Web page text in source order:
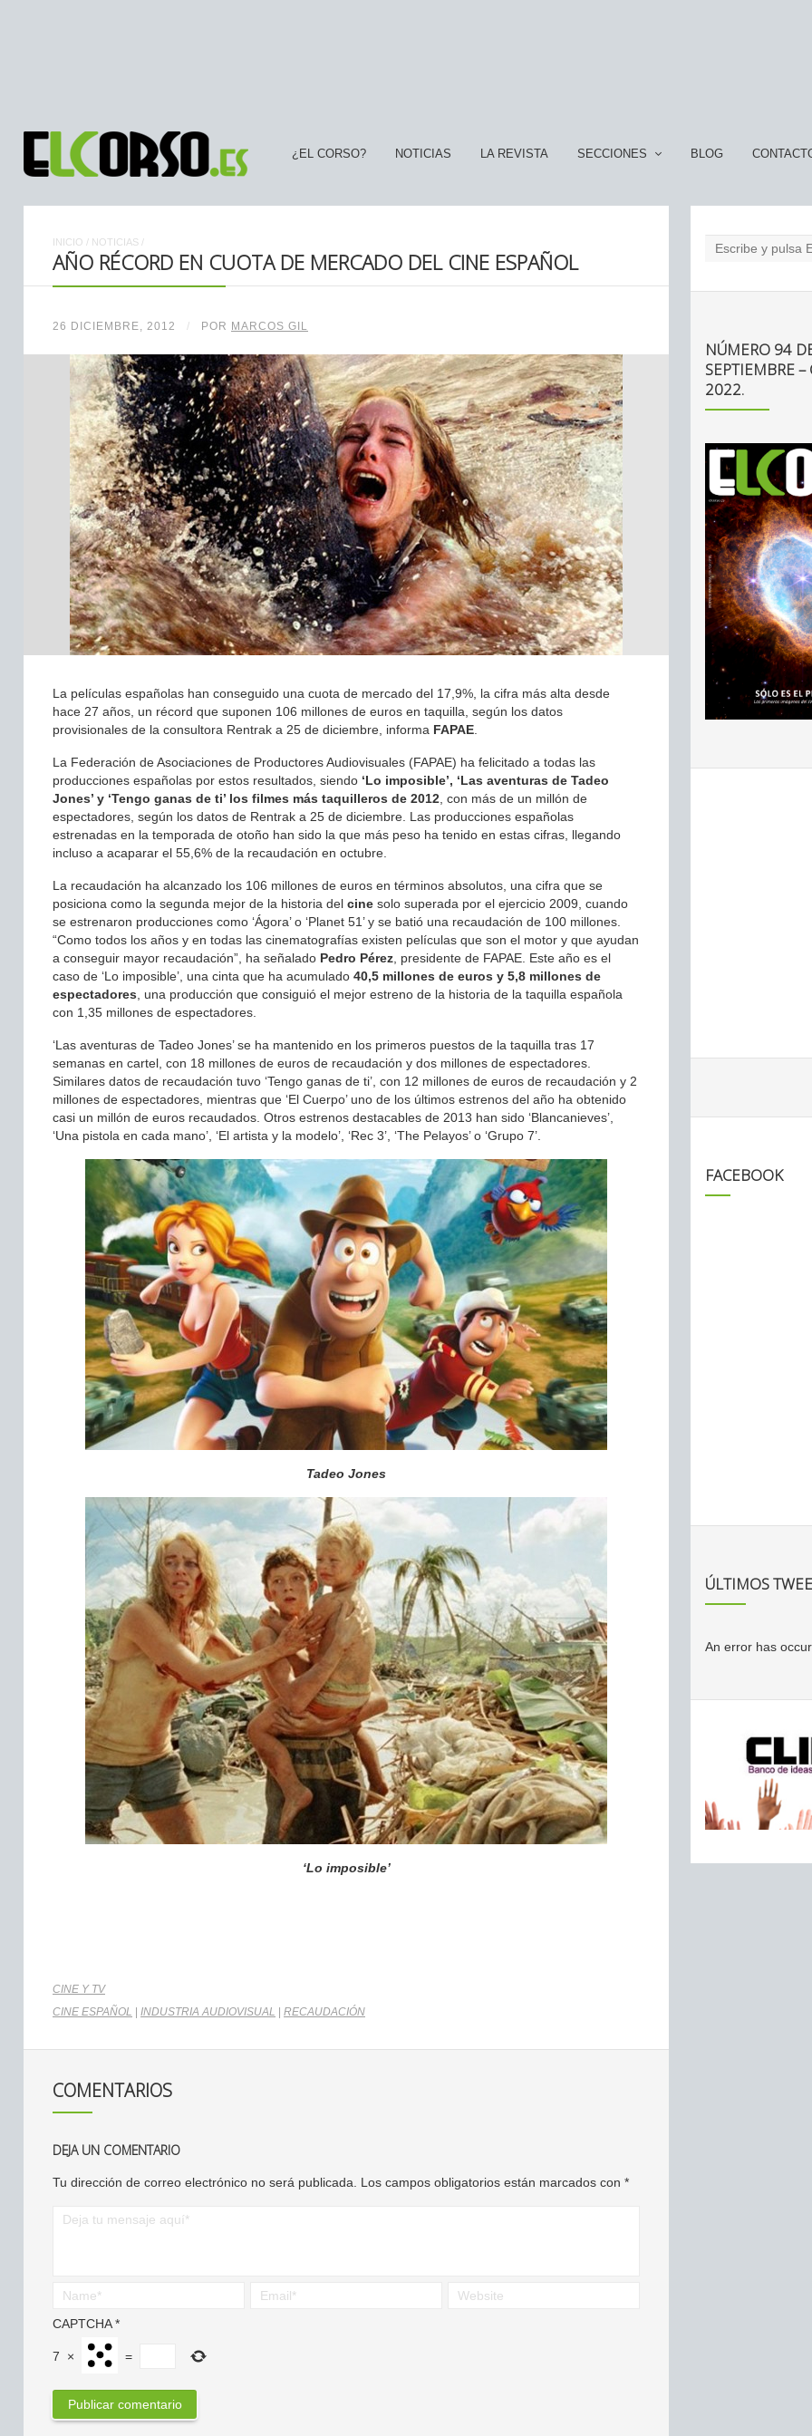
¿EL CORSO? NOTICIAS LA REVISTA SECCIONES BLOG
INICIO / NOTICIAS /
AÑO RÉCORD EN CUOTA DE MERCADO DEL CINE ESPAÑOL
26 DICIEMBRE, 2012 / POR MARCOS GIL
La películas españolas han conseguido una cuota de mercado del 17,9%, la cifra más alta desde
hace 27 años, un récord que suponen 106 millones de euros en taquilla, según los datos
provisionales de la consultora Rentrak a 25 de diciembre, informa FAPAE
La Federación de Asociaciones de Productores Audiovisuales (FAPAE) ha felicitado a todas las
producciones españolas por estos resultados, siendo ‘Lo imposible’, ‘Las aventuras de Tadeo
Jones’ y ‘Tengo ganas de ti’ los filmes más taquilleros de 2012 , con más de un millón de
espectadores, según los datos de Rentrak a 25 de diciembre. Las producciones españolas
estrenadas en la temporada de otoño han sido la que más peso ha tenido en estas cifras, llegando
incluso a acaparar el 55,6% de la recaudación en octubre.
La recaudación ha alcanzado los 106 millones de euros en términos absolutos, una cifra que se
posiciona como la segunda mejor de la historia del cine solo superada por el ejercicio 2009, cuando
se estrenaron producciones como ‘Ágora’ o ‘Planet 51’ y se batió una recaudación de 100 millones.
“Como todos los años y en todas las cinematografías existen películas que son el motor y que ayudan
a conseguir mayor recaudación”, ha señalado Pedro Pérez , presidente de FAPAE. Este año es el
caso de ‘Lo imposible’, una cinta que ha acumulado 40,5 millones de euros y 5,8 millones de
espectadores , una producción que consiguió el mejor estreno de la historia de la taquilla española
con 1,35 millones de espectadores.
‘Las aventuras de Tadeo Jones’ se ha mantenido en los primeros puestos de la taquilla tras 17
semanas en cartel, con 18 millones de euros de recaudación y dos millones de espectadores.
Similares datos de recaudación tuvo ‘Tengo ganas de ti’, con 12 millones de euros de recaudación y 2
millones de espectadores, mientras que ‘El Cuerpo’ uno de los últimos estrenos del año ha obtenido
casi un millón de euros recaudados. Otros estrenos destacables de 2013 han sido ‘Blancanieves’,
‘Una pistola en cada mano’, ‘El artista y la modelo’, ‘Rec 3’, ‘The Pelayos’ o ‘Grupo 7’.
Tadeo Jones
‘Lo imposible’
CINE Y TV
CINE ESPAÑOL
INDUSTRIA AUDIOVISUAL RECAUDACIÓN
COMENTARIOS
DEJA UN COMENTARIO
Tu dirección de correo electrónico no será publicada. Los campos obligatorios están marcados con *
CAPTCHA*
7 × =
NÚMERO 94
SEPTIEMBRE –
2022.
FACEBOOK
ÚLTIMOS
An error has